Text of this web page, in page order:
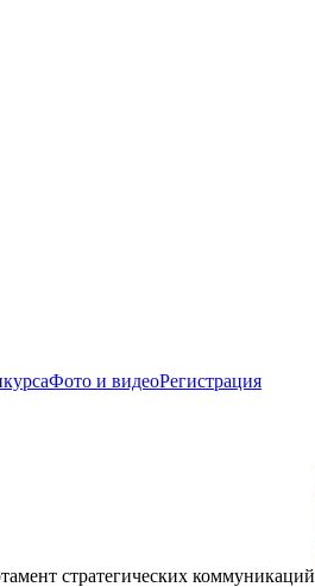
Фото и видеоРегистрация
стратегических коммуникаций